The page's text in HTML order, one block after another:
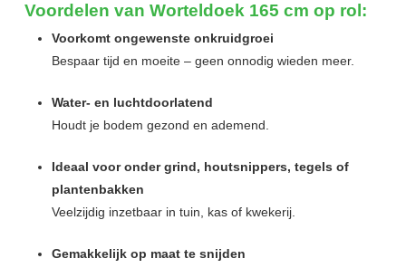
Voordelen van Worteldoek 165 cm op rol:
Voorkomt ongewenste onkruidgroei
Bespaar tijd en moeite – geen onnodig wieden meer.
Water- en luchtdoorlatend
Houdt je bodem gezond en ademend.
Ideaal voor onder grind, houtsnippers, tegels of
plantenbakken
Veelzijdig inzetbaar in tuin, kas of kwekerij.
Gemakkelijk op maat te snijden